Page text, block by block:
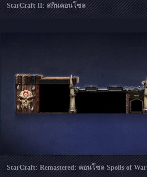
StarCraft II: สกินคอนโซล
StarCraft: Remastered: คอนโซล Spoils of War